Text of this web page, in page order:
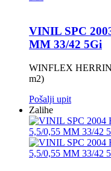
VINIL SPC
MM 33/42 5Gi
WINFLEX
m2)
Pošalji upit
Zalihe